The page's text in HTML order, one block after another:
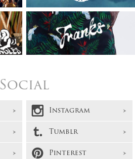
Social
Instagram
Tumblr
Pinterest